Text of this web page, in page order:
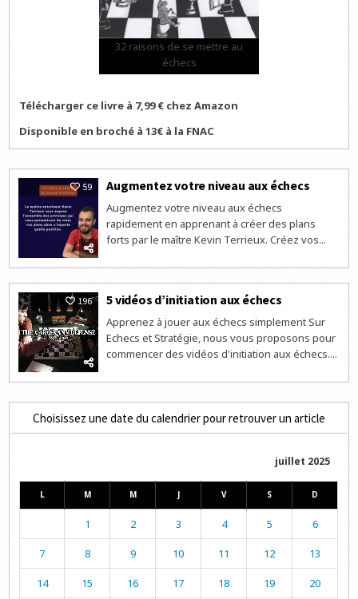
32 raisons de se mettre au
échecs
Télécharger ce livre à 7,99 € chez Amazon
Disponible en broché à 13€ à la FNAC
59 Augmentez votre niveau aux échecs
Augmentez votre niveau aux échecs
rapidement en apprenant à créer des plans
forts par le maître Kevin Terrieux. Créez vos...
196 5 vidéos d’initiation aux échecs
Apprenez à jouer aux échecs simplement Sur
Echecs et Stratégie, nous vous proposons pour
commencer des vidéos d'initiation aux échecs....
Choisissez une date du calendrier pour retrouver un article
juillet 2025
L M M J V S D
1 2 3 4 5 6
7 8 9 10 11 12 13
14 15 16 17 18 19 20